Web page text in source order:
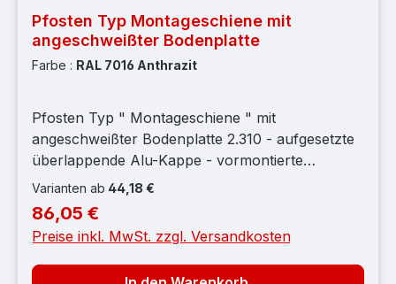
Pfosten Typ Montageschiene mit
angeschweißter Bodenplatte
Farbe : RAL 7016 Anthrazit
Pfosten Typ " Montageschiene " mit
angeschweißter Bodenplatte 2.310 - aufgesetzte
überlappende Alu-Kappe - vormontierte
Kunststoffauflageböcke - vorderer Abschluss mit
durchgehender Montageschiene -
Edelstahlschraube M8x40mm, grobes Gewinde |
Länge gesamt: 1880 mm; Mattenhöhe: 1830 mm;
Bodenplatte: 170 x 100 (4 - Loch) mm; Auf- l age
Varianten ab 44,18 €
Regulärer Preis:
86,05 €
Preise inkl. MwSt. zzgl. Versandkosten